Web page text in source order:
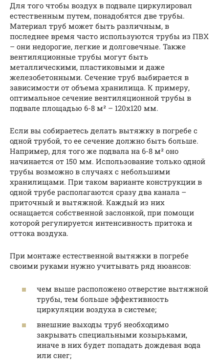
Для того чтобы воздух в подвале циркулировал
естественным путем, понадобятся две трубы.
Материал труб может быть различным, в
последнее время часто используются трубы из ПВХ
– они недорогие, легкие и долговечные. Также
вентиляционные трубы могут быть
металлическими, пластиковыми и даже
железобетонными. Сечение труб выбирается в
зависимости от объема хранилища. К примеру,
оптимальное сечение вентиляционной трубы в
подвале площадью 6-8 м² – 120х120 мм.
Если вы собираетесь делать вытяжку в погребе с
одной трубой, то ее сечение должно быть больше.
Например, для того же подвала на 6-8 м² оно
начинается от 150 мм. Использование только одной
трубы возможно в случаях с небольшими
хранилищами. При таком варианте конструкции в
одной трубе располагаются сразу два канала –
приточный и вытяжной. Каждый из них
оснащается собственной заслонкой, при помощи
которой регулируется интенсивность притока и
оттока воздуха.
При монтаже естественной вытяжки в погребе
своими руками нужно учитывать ряд нюансов:
чем выше расположено отверстие вытяжной
трубы, тем больше эффективность
циркуляции воздуха в системе;
внешние выходы труб необходимо
закрывать специальными козырьками,
иначе в них будет попадать дождевая вода
или снег;